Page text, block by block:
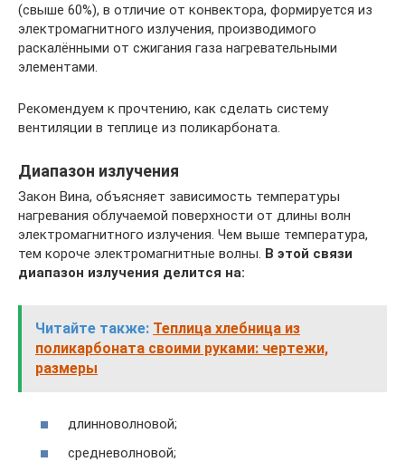
(свыше 60%), в отличие от конвектора, формируется из
электромагнитного излучения, производимого
раскалёнными от сжигания газа нагревательными
элементами.
Рекомендуем к прочтению, как сделать систему
вентиляции в теплице из поликарбоната.
Диапазон излучения
Закон Вина, объясняет зависимость температуры
нагревания облучаемой поверхности от длины волн
электромагнитного излучения. Чем выше температура,
тем короче электромагнитные волны. В этой связи
диапазон излучения делится на:
Читайте также: Теплица хлебница из
поликарбоната своими руками: чертежи,
размеры
длинноволновой;
средневолновой;